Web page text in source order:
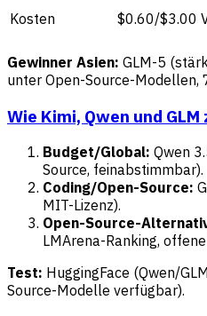
Kosten
$0.60/$3.00
Gewinner Asien: GLM-5
unter Open-Source-Modellen,
Wie Kimi, Qwen und
Budget/Global: Qwen
Source, feinabstimmbar).
Coding/Open-Source:
MIT-Lizenz).
Open-Source-
LMArena-Ranking,
Test: HuggingFace (Qwen/
Source-Modelle verfügbar).